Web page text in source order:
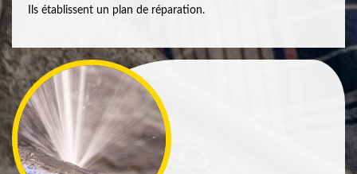
Ils établissent un plan de réparation.